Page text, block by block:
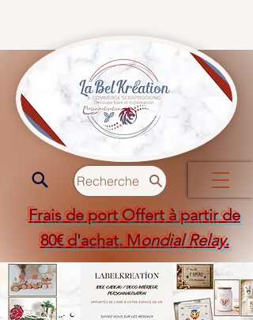
Recherche
Frais de port Offert à partir de
80€ d'achat. Mondial Relay.